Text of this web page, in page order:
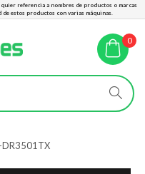
referencia a nombres de productos o marcas
estos productos con varias máquinas.
0
DR3501TX